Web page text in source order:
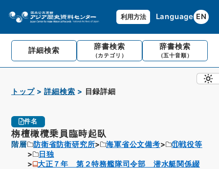
利用方法 Language EN
詳細検索 辞書検索
（カテゴリ）
辞書検索
（五十音順）
トップ 詳細検索 目録詳細
件名
栴檀橄欖乗員臨時起臥
階層 防衛省防衛研究所 海軍省公文備考
⑪戦役等
日独
大正７年 第２特務艦隊司令部 潜水艇関係綴